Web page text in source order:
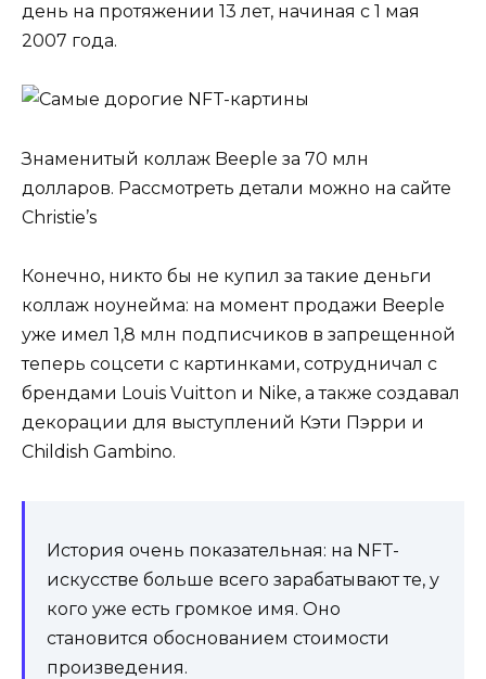
день на протяжении 13 лет, начиная с 1 мая
2007 года.
Знаменитый коллаж Beeple за 70 млн
долларов. Рассмотреть детали можно на сайте
Christie’s
Конечно, никто бы не купил за такие деньги
коллаж ноунейма: на момент продажи Beeple
уже имел 1,8 млн подписчиков в запрещенной
теперь соцсети с картинками, сотрудничал с
брендами Louis Vuitton и Nike, а также создавал
декорации для выступлений Кэти Пэрри и
Childish Gambino.
История очень показательная: на NFT-
искусстве больше всего зарабатывают те, у
кого уже есть громкое имя. Оно
становится обоснованием стоимости
произведения.